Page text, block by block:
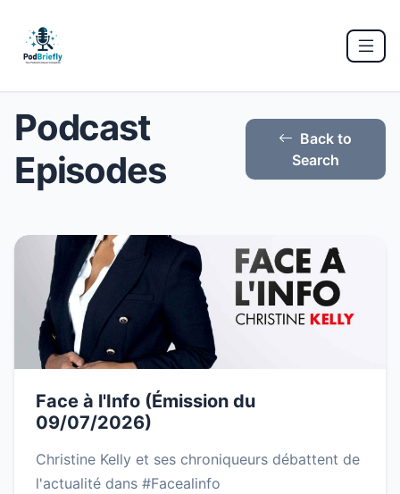
Podcast
Episodes
Back to
Search
Face à l'Info (Émission du
09/07/2026)
Christine Kelly et ses chroniqueurs débattent de
l'actualité dans #Facealinfo